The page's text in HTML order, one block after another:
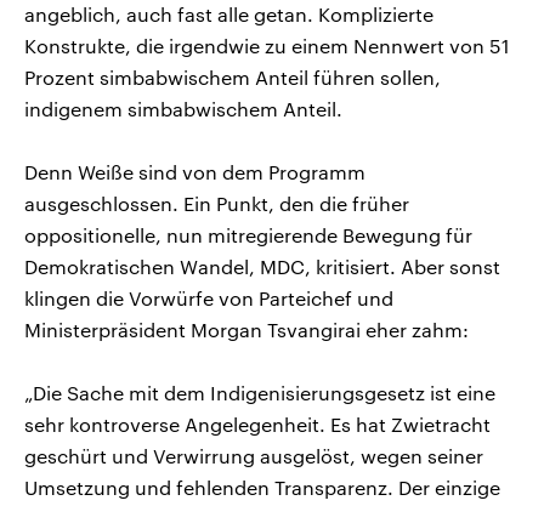
angeblich, auch fast alle getan. Komplizierte
Konstrukte, die irgendwie zu einem Nennwert von 51
Prozent simbabwischem Anteil führen sollen,
indigenem simbabwischem Anteil.
Denn Weiße sind von dem Programm
ausgeschlossen. Ein Punkt, den die früher
oppositionelle, nun mitregierende Bewegung für
Demokratischen Wandel, MDC, kritisiert. Aber sonst
klingen die Vorwürfe von Parteichef und
Ministerpräsident Morgan Tsvangirai eher zahm:
„Die Sache mit dem Indigenisierungsgesetz ist eine
sehr kontroverse Angelegenheit. Es hat Zwietracht
geschürt und Verwirrung ausgelöst, wegen seiner
Umsetzung und fehlenden Transparenz. Der einzige